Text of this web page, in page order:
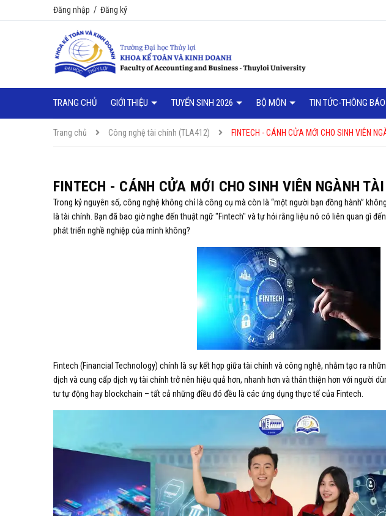
Đăng nhập / Đăng ký
TRANG CHỦ GIỚI THIỆU TUYỂN SINH 2026 BỘ MÔN TIN TỨC-THÔNG BÁO
Trang chủ Công nghệ tài chính (TLA412) FINTECH - CÁNH CỬA MỚI CHO SINH VIÊN
FINTECH - CÁNH CỬA MỚI CHO SINH VIÊN NGÀNH
Trong kỷ nguyên số, công nghệ không chỉ là công cụ mà còn là “một người bạn đồng hành”
là tài chính. Bạn đã bao giờ nghe đến thuật ngữ "Fintech" và tự hỏi rằng liệu nó có liên quan gì
phát triển nghề nghiệp của mình không?
Fintech (Financial Technology) chính là sự kết hợp giữa tài chính và công nghệ, nhằm tạo ra
dịch và cung cấp dịch vụ tài chính trở nên hiệu quả hơn, nhanh hơn và thân thiện hơn với người
tư tự động hay blockchain – tất cả những điều đó đều là các ứng dụng thực tế của Fintech.